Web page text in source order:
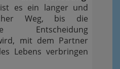
es ein langer und
Weg, bis die
Entscheidung
mit dem Partner
Lebens verbringen